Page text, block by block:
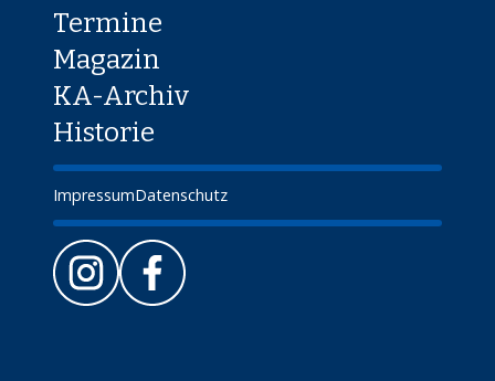
Termine
Magazin
KA-Archiv
Historie
ImpressumDatenschutz